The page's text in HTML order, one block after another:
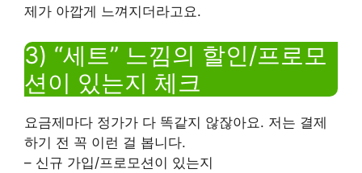
제가 아깝게 느껴지더라고요.
3) “세트” 느낌의 할인/프로모
션이 있는지 체크
요금제마다 정가가 다 똑같지 않잖아요. 저는 결제
하기 전 꼭 이런 걸 봅니다.
– 신규 가입/프로모션이 있는지